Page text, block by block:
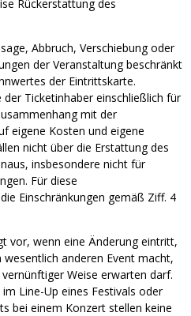
Rückerstattung des
Abbruch, Verschiebung oder
der Veranstaltung beschränkt
der Eintrittskarte.
Ticketinhaber einschließlich für
mit der
eigene Kosten und eigene
nicht über die Erstattung des
insbesondere nicht für
Für diese
Einschränkungen gemäß Ziff. 4
vor, wenn eine Änderung eintritt,
anderen Event macht,
Weise erwarten darf.
Line-Up eines Festivals oder
bei einem Konzert stellen keine